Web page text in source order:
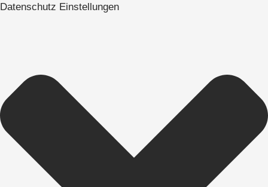
Datenschutz Einstellungen